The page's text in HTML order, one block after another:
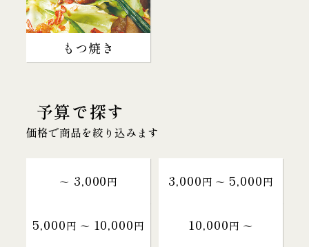
もつ焼き
予算で探す
価格で商品を絞り込みます
～ 3,000円 3,000円 〜 5,000円
5,000円 〜 10,000円 10,000円 〜